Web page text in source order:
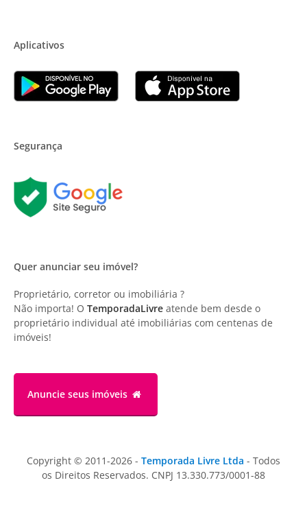
Aplicativos
Segurança
Quer anunciar seu imóvel?
Proprietário, corretor ou imobiliária ?
Não importa! O TemporadaLivre atende bem desde o
proprietário individual até imobiliárias com centenas de
imóveis!
Anuncie seus imóveis
Copyright © 2011-2026 - Temporada Livre Ltda - Todos
os Direitos Reservados. CNPJ 13.330.773/0001-88